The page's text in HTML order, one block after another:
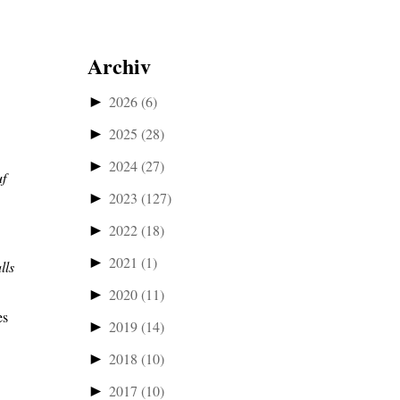
Archiv
► 2026(6)
► 2025 (28)
► 2024(27)
► 2023 (127)
► 2022(18)
► 2021 (1)
► 2020(11)
► 2019(14)
► 2018 (10)
► 2017 (10)